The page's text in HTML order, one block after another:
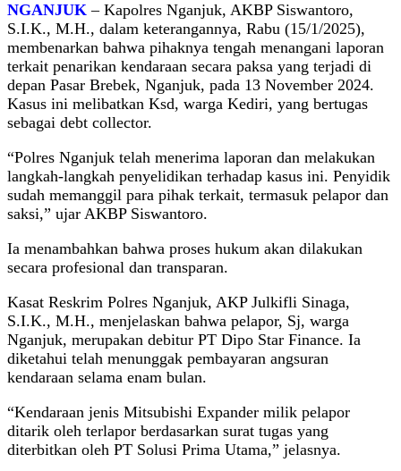
NGANJUK – Kapolres Nganjuk, AKBP Siswantoro,
S.I.K., M.H., dalam keterangannya, Rabu (15/1/2025),
membenarkan bahwa pihaknya tengah menangani laporan
terkait penarikan kendaraan secara paksa yang terjadi di
depan Pasar Brebek, Nganjuk, pada 13 November 2024.
Kasus ini melibatkan Ksd, warga Kediri, yang bertugas
sebagai debt collector.
“Polres Nganjuk telah menerima laporan dan melakukan
langkah-langkah penyelidikan terhadap kasus ini. Penyidik
sudah memanggil para pihak terkait, termasuk pelapor dan
saksi,” ujar AKBP Siswantoro.
Ia menambahkan bahwa proses hukum akan dilakukan
secara profesional dan transparan.
Kasat Reskrim Polres Nganjuk, AKP Julkifli Sinaga,
S.I.K., M.H., menjelaskan bahwa pelapor, Sj, warga
Nganjuk, merupakan debitur PT Dipo Star Finance. Ia
diketahui telah menunggak pembayaran angsuran
kendaraan selama enam bulan.
“Kendaraan jenis Mitsubishi Expander milik pelapor
ditarik oleh terlapor berdasarkan surat tugas yang
diterbitkan oleh PT Solusi Prima Utama,” jelasnya.